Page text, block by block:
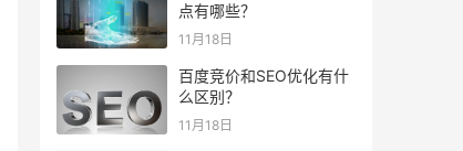
点有哪些？
11月18日
百度竞价和SEO优化有什
么区别？
11月18日